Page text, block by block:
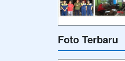
Foto Terbaru